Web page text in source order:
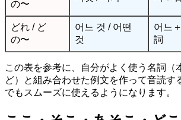
の〜
どれ / ど
の〜
어느 것 / 어떤
것
어느
詞
この表を参考に、自分がよく使う名詞（
ど）と組み合わせた例文を作って音読す
でもスムーズに使えるようになります。